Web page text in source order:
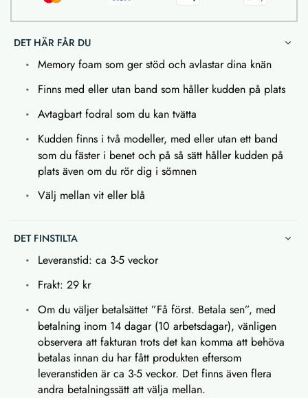
DET HÄR FÅR DU
Memory foam som ger stöd och avlastar dina knän
Finns med eller utan band som håller kudden på plats
Avtagbart fodral som du kan tvätta
Kudden finns i två modeller, med eller utan ett band
som du fäster i benet och på så sätt håller kudden på
plats även om du rör dig i sömnen
Välj mellan vit eller blå
DET FINSTILTA
Leveranstid: ca 3-5 veckor
Frakt: 29 kr
Om du väljer betalsättet ”Få först. Betala sen”, med
betalning inom 14 dagar (10 arbetsdagar), vänligen
observera att fakturan trots det kan komma att behöva
betalas innan du har fått produkten eftersom
leveranstiden är ca 3-5 veckor. Det finns även flera
andra betalningssätt att välja mellan.